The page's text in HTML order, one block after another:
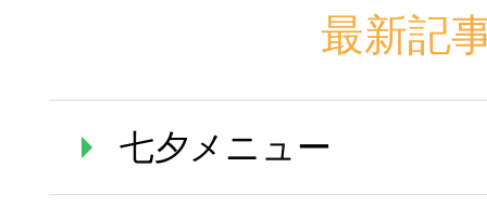
最新記
七夕メニュー